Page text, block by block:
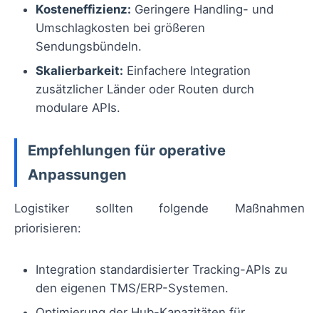
Kosteneffizienz: Geringere Handling- und
Umschlagkosten bei größeren
Sendungsbündeln.
Skalierbarkeit: Einfachere Integration
zusätzlicher Länder oder Routen durch
modulare APIs.
Empfehlungen für operative
Anpassungen
Logistiker sollten folgende Maßnahmen
priorisieren:
Integration standardisierter Tracking-APIs zu
den eigenen TMS/ERP-Systemen.